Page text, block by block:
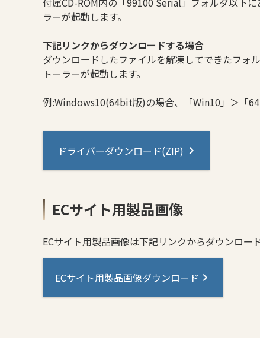
ラーが起動します。
下記リンクからダウンロードする場合
ダウンロードしたファイルを解凍してできたフォ
トーラーが起動します。
例:Windows10(64bit版)の場合、「Win10」＞「
ドライバーダウンロード(ZIP)
ECサイト用製品画像
ECサイト用製品画像は下記リンクからダウンロー
ECサイト用製品画像ダウンロード